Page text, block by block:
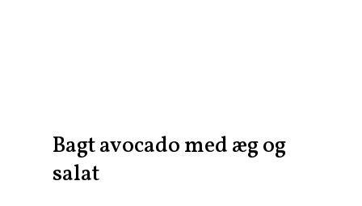
Bagt avocado med æg og
salat